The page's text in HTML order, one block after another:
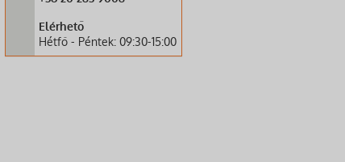
Elérhető
Hétfő - Péntek: 09:30-15:00